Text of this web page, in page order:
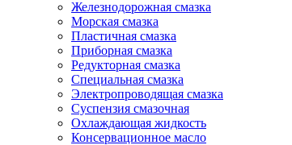
Железнодорожная смазка
Морская смазка
Пластичная смазка
Приборная смазка
Редукторная смазка
Специальная смазка
Электропроводящая смазка
Суспензия смазочная
Охлаждающая жидкость
Консервационное масло